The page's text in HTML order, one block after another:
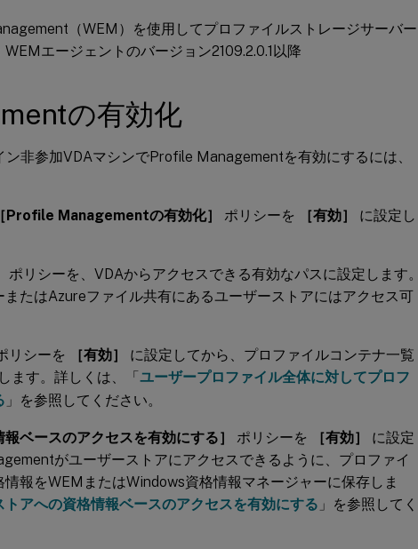
（WEM）を使用してプロファイルストレージサーバー
エージェントのバージョン2109.2.0.1以降
の有効化
非参加VDAマシンでProfile Managementを有効にするには、
［Profile Managementの有効化］ ポリシーを ［有効］
に設定し
ポリシーを、VDAからアクセスできる有効なパスに設定します。
たはAzureファイル共有にあるユーザーストアにはアクセス可
リシーを ［有効］
に設定してから、プロファイルコンテナ一覧
ます。詳しくは、「ユーザープロファイル全体に対してプロフ
」を参照してください。
ベースのアクセスを有効にする］ ポリシーを ［有効］
に設定
がユーザーストアにアクセスできるように、プロファイ
報をWEMまたはWindows資格情報マネージャーに保存しま
トアへの資格情報ベースのアクセスを有効にする 」を参照してく